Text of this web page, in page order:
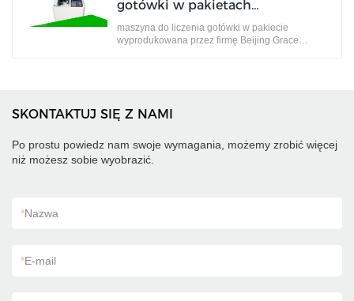
gotówki w pakietach
niestandardowych Producent |
Łaska
maszyna do liczenia gotówki w pakiecie
wyprodukowana przez firmę Beijing Grace
SKONTAKTUJ SIĘ Z NAMI
Po prostu powiedz nam swoje wymagania, możemy zrobić więcej
niż możesz sobie wyobrazić.
*Nazwa
*E-mail